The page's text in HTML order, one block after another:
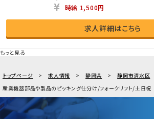
時給 1,500円
求人詳細はこちら
もっと見る
トップページ 求人情報 静岡県
静岡市清水区
産業機器部品や製品のピッキング仕分け/フォークリフト/土日祝